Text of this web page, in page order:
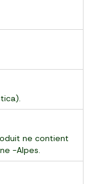
ne contient
-Alpes.